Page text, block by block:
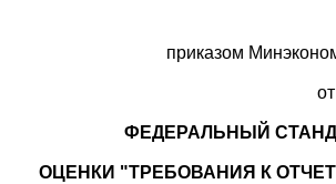
приказом
ФЕДЕРАЛЬНЫЙ
ОЦЕНКИ "ТРЕБОВАНИЯ К